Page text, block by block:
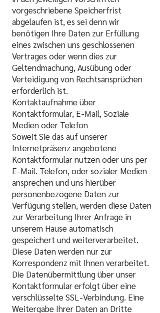
vorgeschriebene Speicherfrist
abgelaufen ist, es sei denn wir
benötigen Ihre Daten zur Erfüllung
eines zwischen uns geschlossenen
Vertrages oder wenn dies zur
Geltendmachung, Ausübung oder
Verteidigung von Rechtsansprüchen
erforderlich ist.
Kontaktaufnahme über
Kontaktformular, E-Mail, Soziale
Medien oder Telefon
Soweit Sie das auf unserer
Internetpräsenz angebotene
Kontaktformular nutzen oder uns per
E-Mail. Telefon, oder sozialer Medien
ansprechen und uns hierüber
personenbezogene Daten zur
Verfügung stellen, werden diese Daten
zur Verarbeitung Ihrer Anfrage in
unserem Hause automatisch
gespeichert und weiterverarbeitet.
Diese Daten werden nur zur
Korrespondenz mit Ihnen verarbeitet.
Die Datenübermittlung über unser
Kontaktformular erfolgt über eine
verschlüsselte SSL-Verbindung. Eine
Weitergabe Ihrer Daten an Dritte